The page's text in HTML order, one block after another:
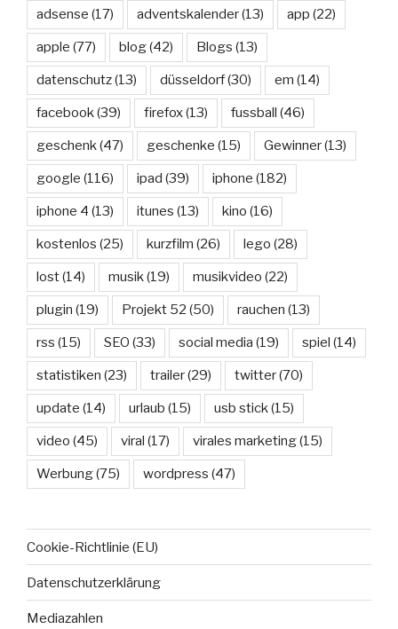
adsense (17) adventskalender(13) app (22)
apple (77) blog(42) Blogs (13)
datenschutz(13) düsseldorf(30) em (14)
facebook(39) firefox(13) fussball (46)
geschenk(47) geschenke (15) Gewinner(13)
google (116) ipad (39) iphone (182)
iphone 4 (13) itunes (13) kino (16)
kostenlos (25) kurzfilm (26) lego (28)
lost(14) musik(19) musikvideo (22)
plugin (19) Projekt 52 (50) rauchen (13)
rss (15) SEO (33) social media (19) spiel (14)
statistiken (23) trailer(29) twitter(70)
update (14) urlaub (15) usb stick(15)
video (45) viral (17) virales marketing(15)
Werbung(75) wordpress (47)
Cookie-Richtlinie (EU)
Datenschutzerklärung
Mediazahlen